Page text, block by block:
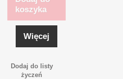
koszyka
Więcej
Dodaj do listy
życzeń